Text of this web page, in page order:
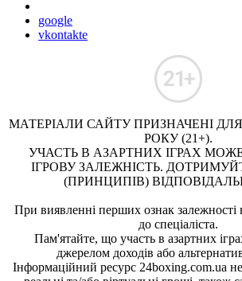
google
vkontakte
МАТЕРІАЛИ САЙТУ ПРИЗНАЧЕНІ ДЛЯ
РОКУ (21+).
УЧАСТЬ В АЗАРТНИХ ІГРАХ
ІГРОВУ ЗАЛЕЖНІСТЬ.
(ПРИНЦИПІВ)
При виявленні перших ознак залежності
до спеціаліста.
Пам'ятайте, що участь в азартних
джерелом доходів або
Інформаційний ресурс 24boxing.com.ua